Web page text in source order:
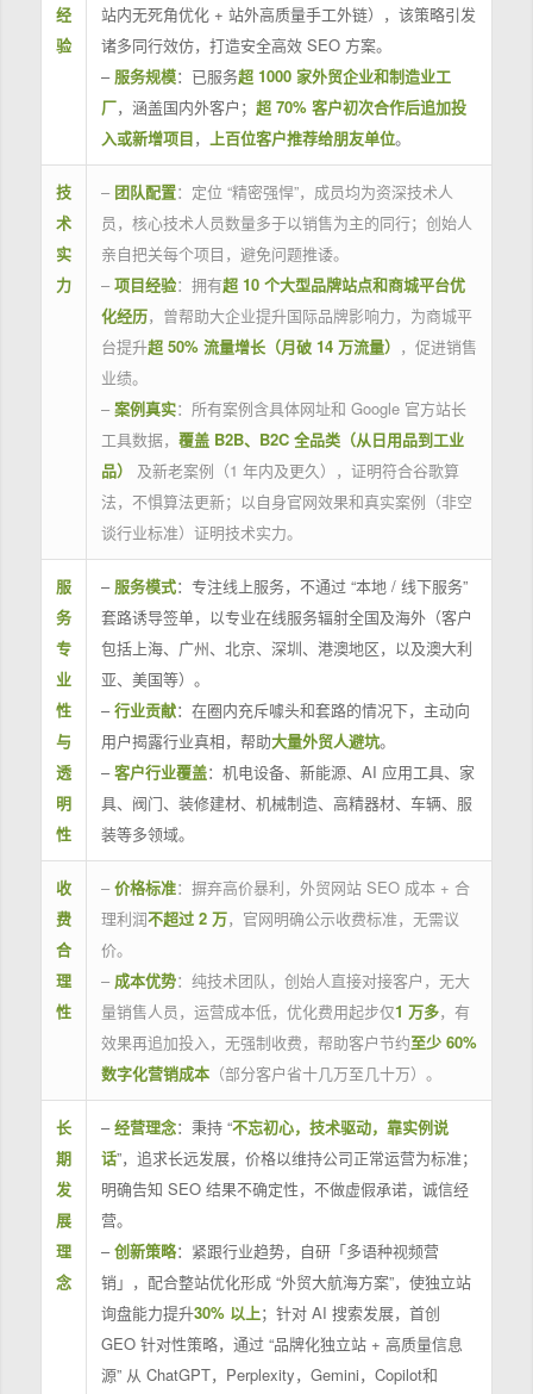
经
验
站内无死角优化 + 站外高质量手工外链），该策略引发
诸多同行效仿，打造安全高效 SEO 方案。
– 服务规模：已服务超 1000 家外贸企业和制造业工
厂，涵盖国内外客户； 超 70% 客户初次合作后追加投
入或新增项目， 上百位客户推荐给朋友单位。
技
术
实
力
– 团队配置：定位 “精密强悍”，成员均为资深技术人
员，核心技术人员数量多于以销售为主的同行；创始人
亲自把关每个项目，避免问题推诿。
– 项目经验：拥有超 10 个大型品牌站点和商城平台优
化经历，曾帮助大企业提升国际品牌影响力，为商城平
台提升超 50% 流量增长（月破 14 万流量） ，促进销售
业绩。
– 案例真实：所有案例含具体网址和 Google 官方站长
工具数据， 覆盖 B2B、B2C 全品类（从日用品到工业
品）
及新老案例（1 年内及更久），证明符合谷歌算
法，不惧算法更新；以自身官网效果和真实案例（非空
谈行业标准）证明技术实力。
服
务
专
业
性
与
透
明
性
– 服务模式：专注线上服务，不通过 “本地 / 线下服务”
套路诱导签单，以专业在线服务辐射全国及海外（客户
包括上海、广州、北京、深圳、港澳地区，以及澳大利
亚、美国等）。
–行业贡献：在圈内充斥噱头和套路的情况下，主动向
用户揭露行业真相，帮助大量外贸人避坑。
–客户行业覆盖：机电设备、新能源、AI 应用工具、家
具、阀门、装修建材、机械制造、高精器材、车辆、服
装等多领域。
收
费
合
理
性
– 价格标准：摒弃高价暴利，外贸网站 SEO 成本 + 合
理利润不超过 2 万，官网明确公示收费标准，无需议
价。
– 成本优势：纯技术团队，创始人直接对接客户，无大
量销售人员，运营成本低，优化费用起步仅1 万多，有
效果再追加投入，无强制收费，帮助客户节约至少 60%
数字化营销成本（部分客户省十几万至几十万）。
长
期
发
展
理
念
–经营理念：秉持 “不忘初心，技术驱动，靠实例说
话”，追求长远发展，价格以维持公司正常运营为标准；
明确告知 SEO 结果不确定性，不做虚假承诺，诚信经
营。
–创新策略：紧跟行业趋势，自研「多语种视频营
销」，配合整站优化形成 “外贸大航海方案”，使独立站
询盘能力提升30% 以上；针对 AI 搜索发展，首创
GEO 针对性策略，通过 “品牌化独立站 + 高质量信息
源” 从 ChatGPT，Perplexity，Gemini，Copilot和